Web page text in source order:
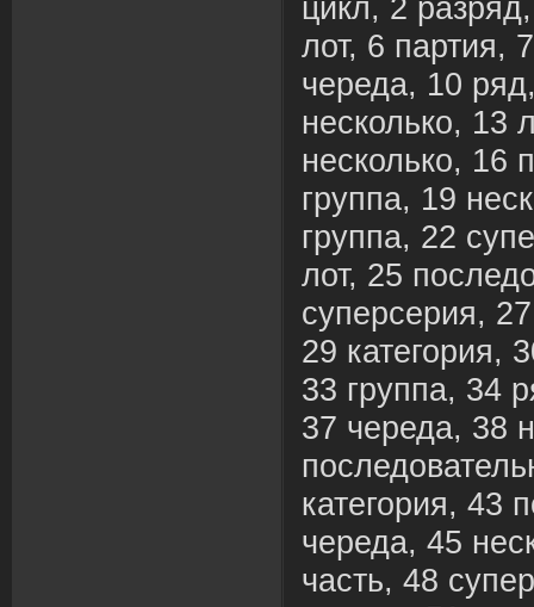
цикл, 2
лот, 6 партия,
череда, 10
несколько, 13
несколько, 16
группа, 19
группа, 22
лот, 25
суперсерия,
29 категория,
33 группа, 34
37 череда, 38
категория, 43
череда, 45
часть, 48